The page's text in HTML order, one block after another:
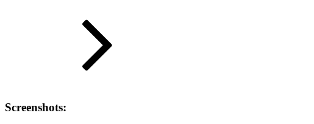
Screenshots: